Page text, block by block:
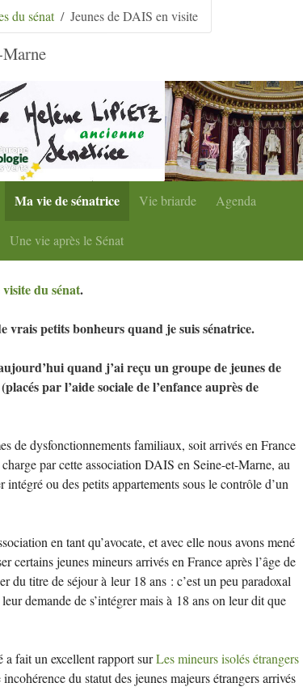
menu secondaire Aller à la recherche
Ma vie de sénatrice Vie briarde Agenda
Une vie après le Sénat
du sénat Jeunes de DAIS en visite
visite du sénat.
vrais petits bonheurs quand je suis sénatrice.
quand j’ai reçu un groupe de jeunes de
par l’aide sociale de l’enfance auprès de
de dysfonctionnements familiaux, soit arrivés en France
par cette association DAIS en Seine-et-Marne, au
ou des petits appartements sous le contrôle d’un
en tant qu’avocate, et avec elle nous avons mené
certains jeunes mineurs arrivés en France après l’âge de
du titre de séjour à leur 18 ans : c’est un peu paradoxal
demande de s’intégrer mais à 18 ans on leur dit que
a fait un excellent rapport surLes mineurs isolés étrangers
incohérence du statut des jeunes majeurs étrangers arrivés